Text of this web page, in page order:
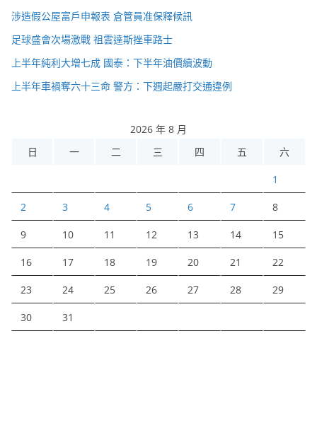
涉造假公屋富戶申報表 倉管員准保釋候訊
足球盛會次場激戰 祖雲達斯挫車路士
上半年純利大增七成 國泰：下半年油價續波動
上半年車禍奪六十三命 警方：下週起嚴打交通違例
2026 年 8 月
日
一 二 三 四 五 六
1
2 3 4 5 6 7 8
9 10 11 12 13 14 15
16 17 18 19 20 21 22
23 24 25 26 27 28 29
30 31